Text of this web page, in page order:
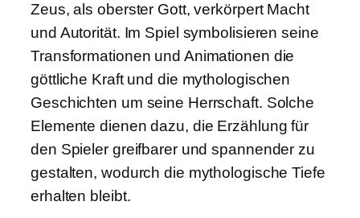
Zeus, als oberster Gott, verkörpert Macht
und Autorität. Im Spiel symbolisieren seine
Transformationen und Animationen die
göttliche Kraft und die mythologischen
Geschichten um seine Herrschaft. Solche
Elemente dienen dazu, die Erzählung für
den Spieler greifbarer und spannender zu
gestalten, wodurch die mythologische Tiefe
erhalten bleibt.